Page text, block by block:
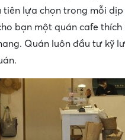
lựa chọn trong mỗi
bạn một quán cafe
Quán luôn đầu tư kỹ